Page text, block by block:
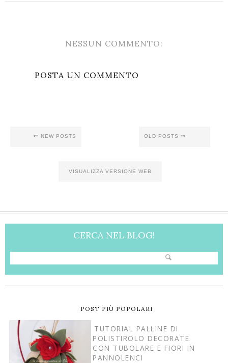
NESSUN COMMENTO:
POSTA UN COMMENTO
NEW POSTS OLD POSTS
VISUALIZZA VERSIONE WEB
CERCA NEL BLOG!
POST PIÙ POPOLARI
TUTORIAL PALLINE DI
POLISTIROLO DECORATE
CON TUBOLARE E FIORI IN
PANNOLENCI